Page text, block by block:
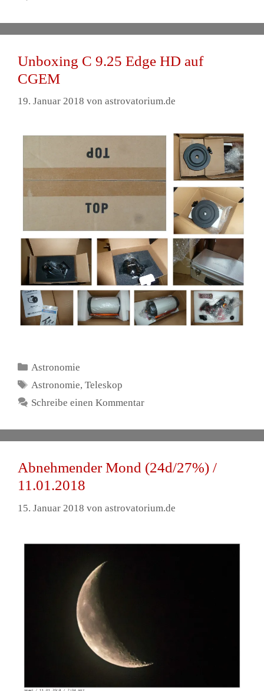
Unboxing C 9.25 Edge HD auf
CGEM
19. Januar 2018 von astrovatorium.de
Kategorien
Astronomie
Schlagwörter
Astronomie,Teleskop
Schreibe einen Kommentar
Abnehmender Mond (24d/27%) /
11.01.2018
15. Januar 2018 von astrovatorium.de